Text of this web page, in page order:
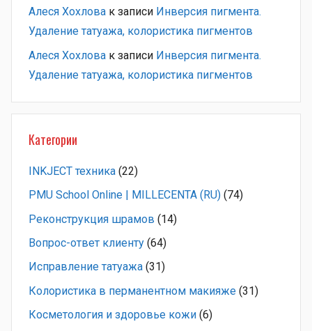
Алеся Хохлова к записи Инверсия пигмента.
Удаление татуажа, колористика пигментов
Алеся Хохлова к записи Инверсия пигмента.
Удаление татуажа, колористика пигментов
Категории
INKJECT техника (22)
PMU School Online | MILLECENTA (RU) (74)
Pеконструкция шрамов (14)
Вопрос-ответ клиенту (64)
Исправление татуажа (31)
Колористика в перманентном макияже (31)
Косметология и здоровье кожи (6)